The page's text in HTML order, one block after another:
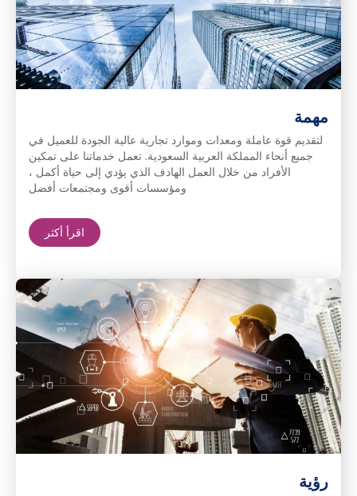
مهمة
لتقديم قوة عاملة ومعدات وموارد تجارية عالية الجودة للعميل في
جميع أنحاء المملكة العربية السعودية. تعمل خدماتنا على تمكين
الأفراد من خلال العمل الهادف الذي يؤدي إلى حياة أكمل ،
ومؤسسات أقوى ومجتمعات أفضل
اقرأ أكثر
رؤية